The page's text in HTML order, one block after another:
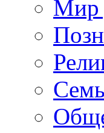
Мир